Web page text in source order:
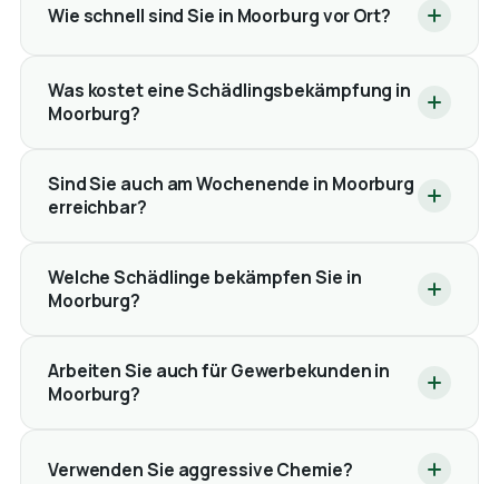
Wie schnell sind Sie in Moorburg vor Ort?
Was kostet eine Schädlingsbekämpfung in
Moorburg?
Sind Sie auch am Wochenende in Moorburg
erreichbar?
Welche Schädlinge bekämpfen Sie in
Moorburg?
Arbeiten Sie auch für Gewerbekunden in
Moorburg?
Verwenden Sie aggressive Chemie?